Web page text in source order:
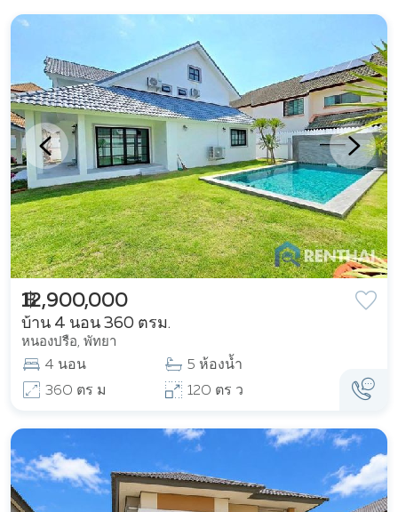
บ้าน 4 นอน 360 ตรม.
หนองปรือ, พัทยา
฿ 12,900,000
4 นอน
5 ห้องน้ำ
360 ตร ม
120 ตร ว